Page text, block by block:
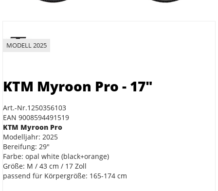
MODELL 2025
KTM Myroon Pro - 17"
Art.-Nr.1250356103
EAN 9008594491519
KTM Myroon Pro
Modelljahr: 2025
Bereifung: 29"
Farbe: opal white (black+orange)
Größe: M / 43 cm / 17 Zoll
passend für Körpergröße: 165-174 cm